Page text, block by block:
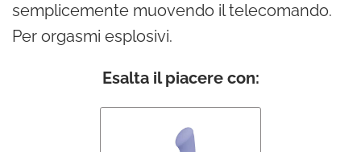
semplicemente muovendo il telecomando.
Per orgasmi esplosivi.
Esalta il piacere con: